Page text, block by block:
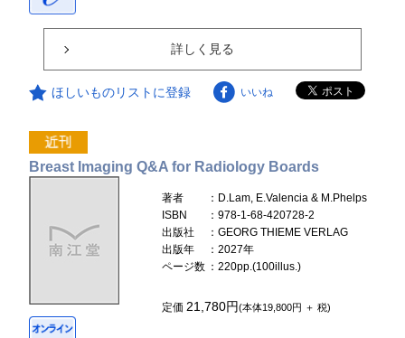
詳しく見る
ほしいものリストに登録 いいね
Breast Imaging Q&A for Radiology Boards
著者
：D.Lam, E.Valencia & M.Phelps
ISBN
：978-1-68-420728-2
出版社
：GEORG THIEME VERLAG
出版年
：2027年
ページ数 ：220pp.(100illus.)
定価21,780円(本体19,800円 ＋ 税)